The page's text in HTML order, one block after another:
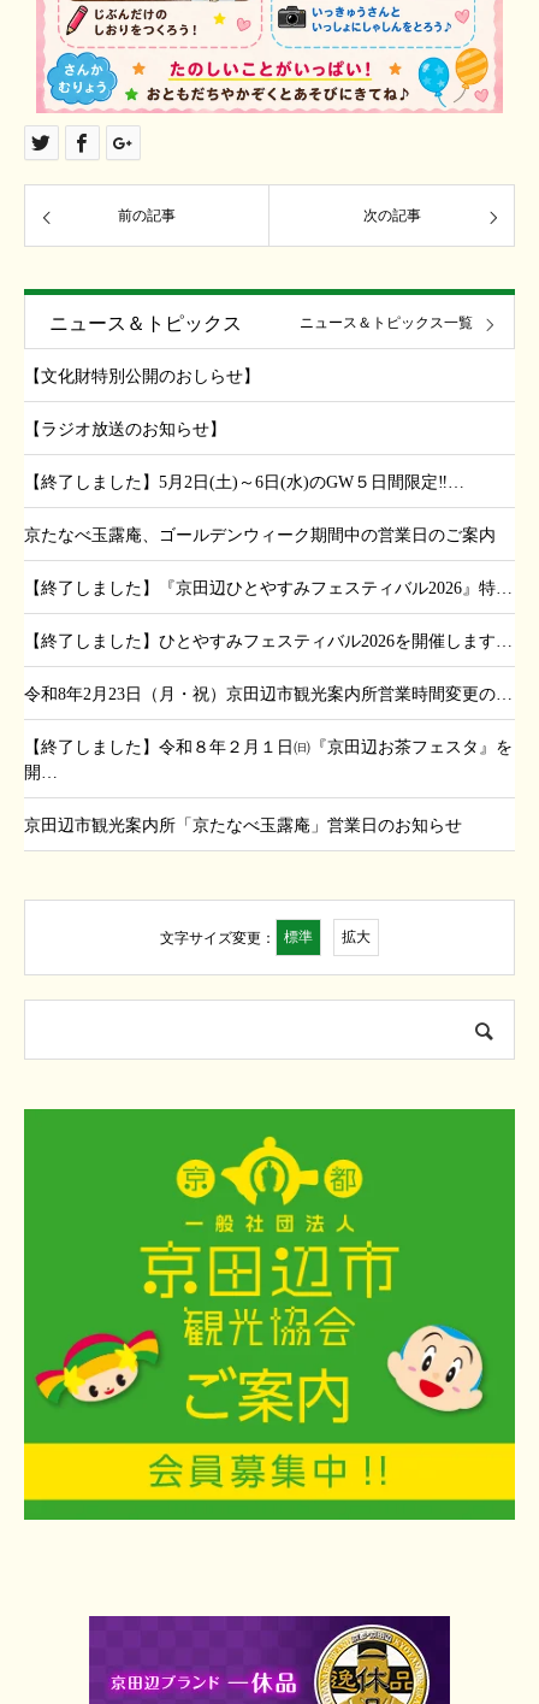
前の記事 次の記事
ニュース＆トピックス
【文化財特別公開のおしらせ】
【ラジオ放送のお知らせ】
【終了しました】5月2日(土)～6日(水)のGW５日間限定‼…
京たなべ玉露庵、ゴールデンウィーク期間中の営業日のご案内
【終了しました】『京田辺ひとやすみフェスティバル2026』特…
【終了しました】ひとやすみフェスティバル2026を開催します…
令和8年2月23日（月・祝）京田辺市観光案内所営業時間変更の…
【終了しました】令和８年２月１日㈰『京田辺お茶フェスタ』を
開…
京田辺市観光案内所「京たなべ玉露庵」営業日のお知らせ
ニュース＆トピックス一覧
文字サイズ変更： 標準 拡大